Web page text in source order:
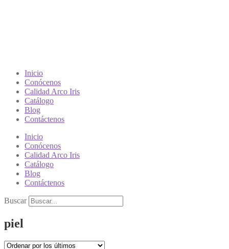
Inicio
Conócenos
Calidad Arco Iris
Catálogo
Blog
Contáctenos
Inicio
Conócenos
Calidad Arco Iris
Catálogo
Blog
Contáctenos
Buscar
piel